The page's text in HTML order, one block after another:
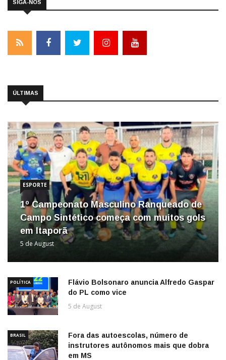
SIGA-NOS
ÚLTIMAS
ESPORTE
1º Campeonato Masculino Ranqueado de
Campo Sintético começa com muitos gols
em Itaporã
5 de August
POLÍTICA
Flávio Bolsonaro anuncia Alfredo Gaspar
do PL como vice
5 de August
BRASIL
Fora das autoescolas, número de
instrutores autônomos mais que dobra
em MS